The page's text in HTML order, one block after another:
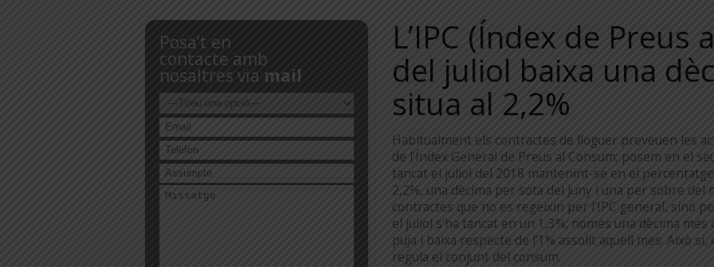
L’IPC (Índex de Preus
del juliol baixa una
situa al 2,2%
Habitualment els contractes de lloguer preveuen les
de l’Índex General de Preus al Consum; posem en el
tancat el juliol del 2018 mantenint-se en el
2,2%, una dècima per sota del juny i una per sobre del
contractes que no es regeixin per l’IPC general, sinó
el juliol s’ha tancat en un 1,3%; només una dècima
puja i baixa respecte de l’1% assolit aquell mes. Això
regula el conjunt del consum.
Posa’t en
contacte amb
nosaltres via mail